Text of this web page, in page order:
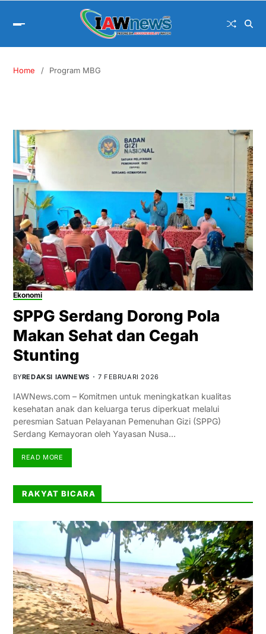
Home Program MBG
Ekonomi
SPPG Serdang Dorong Pola
Makan Sehat dan Cegah
Stunting
BYREDAKSI IAWNEWS 7 FEBRUARI 2026
IAWNews.com – Komitmen untuk meningkatkan kualitas
kesehatan anak dan keluarga terus diperkuat melalui
peresmian Satuan Pelayanan Pemenuhan Gizi (SPPG)
Serdang Kemayoran oleh Yayasan Nusa…
READ MORE
RAKYAT BICARA